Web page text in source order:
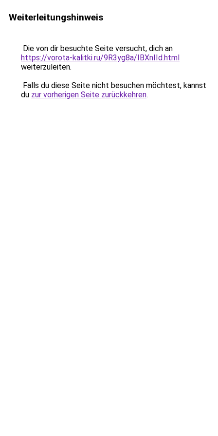
Weiterleitungshinweis
Die von dir besuchte Seite versucht, dich an
https://vorota-kalitki.ru/9R3yg8a/IBXnIId.html
weiterzuleiten.
Falls du diese Seite nicht besuchen möchtest, kannst
du zur vorherigen Seite zurückkehren.